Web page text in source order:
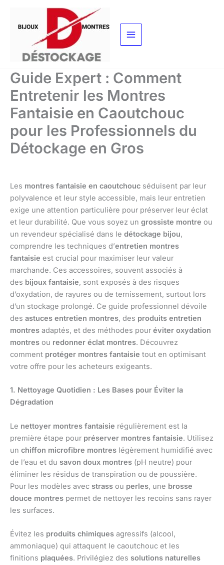
contenu
Guide Expert : Comment
Entretenir les Montres
Fantaisie en Caoutchouc
pour les Professionnels du
Détockage en Gros
Les montres fantaisie en caoutchouc séduisent par leur
polyvalence et leur style accessible, mais leur entretien
exige une attention particulière pour préserver leur éclat
et leur durabilité. Que vous soyez un grossiste montre ou
un revendeur spécialisé dans le détockage bijou,
comprendre les techniques d’entretien montres
fantaisie est crucial pour maximiser leur valeur
marchande. Ces accessoires, souvent associés à
des bijoux fantaisie, sont exposés à des risques
d’oxydation, de rayures ou de ternissement, surtout lors
d’un stockage prolongé. Ce guide professionnel dévoile
des astuces entretien montres, des produits entretien
montres adaptés, et des méthodes pour éviter oxydation
montres ou redonner éclat montres. Découvrez
comment protéger montres fantaisie tout en optimisant
votre offre pour les acheteurs exigeants.
1. Nettoyage Quotidien : Les Bases pour Éviter la
Dégradation
Le nettoyer montres fantaisie régulièrement est la
première étape pour préserver montres fantaisie. Utilisez
un chiffon microfibre montres légèrement humidifié avec
de l’eau et du savon doux montres (pH neutre) pour
éliminer les résidus de transpiration ou de poussière.
Pour les modèles avec strass ou perles, une brosse
douce montres permet de nettoyer les recoins sans rayer
les surfaces.
Évitez les produits chimiques agressifs (alcool,
ammoniaque) qui attaquent le caoutchouc et les
finitions plaquées. Privilégiez des solutions naturelles